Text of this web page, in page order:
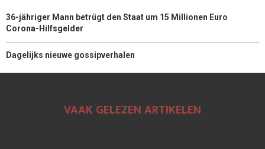
36-jähriger Mann betrügt den Staat um 15 Millionen Euro
Corona-Hilfsgelder
Dagelijks nieuwe gossipverhalen
VAAK GELEZEN ARTIKELEN